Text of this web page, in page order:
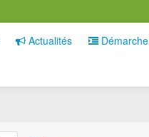
Actualités Démarche